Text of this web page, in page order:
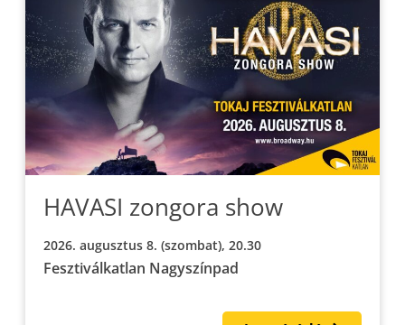
HAVASI zongora show
2026. augusztus 8. (szombat), 20.30
Fesztiválkatlan Nagyszínpad